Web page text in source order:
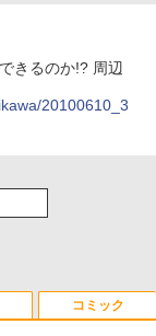
きるのか!? 周辺
20100610_3
コミック